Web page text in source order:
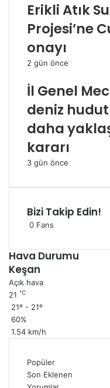
Erikli Atık
Projesi’ne
onayı
2 gün önce
İl Genel
deniz hudut
daha
kararı
3 gün önce
Bizi Takip Edin!
0 Fans
Hava Durumu
Keşan
Açık hava
21 ℃
21º - 21º
60%
1.54 km/h
Popüler
Son Eklenen